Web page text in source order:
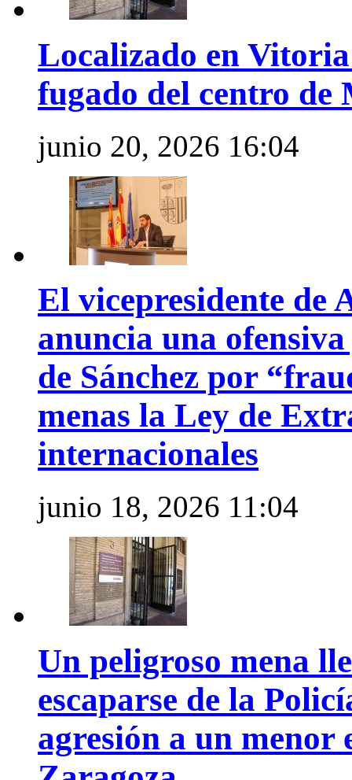
Localizado en
fugado del centro de
junio 20, 2026 16:04
El vicepresidente de
anuncia una
de Sánchez por
menas la Ley de
internacionales
junio 18, 2026 11:04
Un peligroso mena
escaparse de la
agresión a un menor